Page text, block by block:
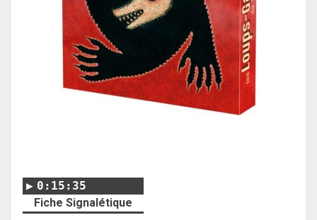
0:15:35
Fiche Signalétique